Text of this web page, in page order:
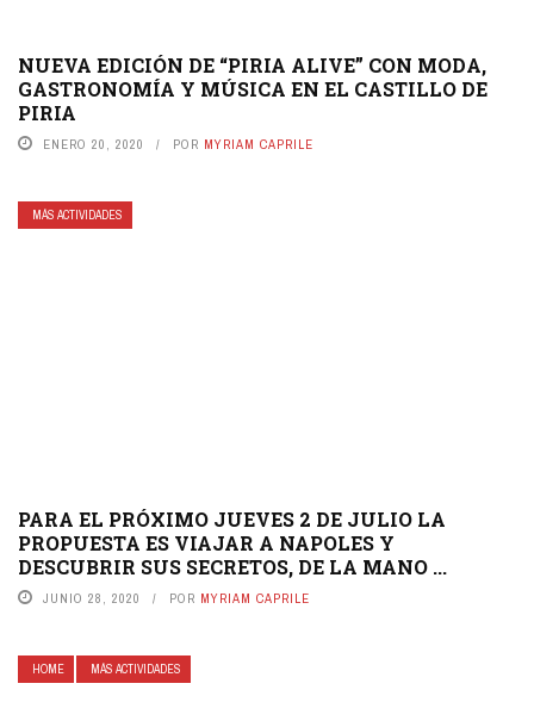
NUEVA EDICIÓN DE “PIRIA ALIVE” CON MODA,
GASTRONOMÍA Y MÚSICA EN EL CASTILLO DE
PIRIA
ENERO 20, 2020 POR MYRIAM CAPRILE
MÁS ACTIVIDADES
PARA EL PRÓXIMO JUEVES 2 DE JULIO LA
PROPUESTA ES VIAJAR A NAPOLES Y
DESCUBRIR SUS SECRETOS, DE LA MANO ...
JUNIO 28, 2020 POR MYRIAM CAPRILE
HOME MÁS ACTIVIDADES